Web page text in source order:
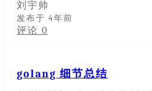
刘宇帅
发布于 4年前
评论 0
golang 细节总结